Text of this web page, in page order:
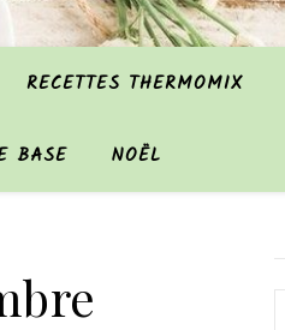
RECETTES THERMOMIX
BASE NOËL